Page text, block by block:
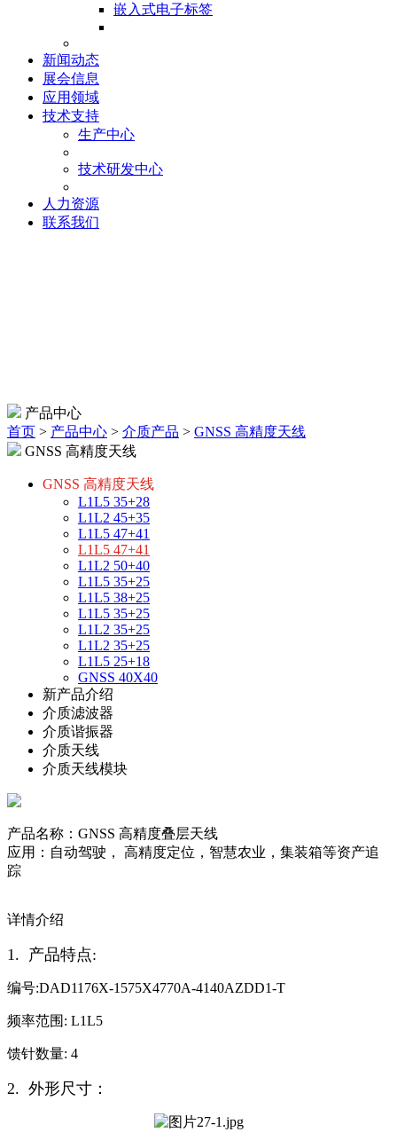
嵌入式电子标签
新闻动态
展会信息
应用领域
技术支持
生产中心
技术研发中心
人力资源
联系我们
产品中心
首页 > 产品中心 > 介质产品 > GNSS 高精度天线
GNSS 高精度天线
GNSS 高精度天线
L1L5 35+28
L1L2 45+35
L1L5 47+41
L1L5 47+41
L1L2 50+40
L1L5 35+25
L1L5 38+25
L1L5 35+25
L1L2 35+25
L1L2 35+25
L1L5 25+18
GNSS 40X40
新产品介绍
介质滤波器
介质谐振器
介质天线
介质天线模块
产品名称：GNSS 高精度叠层天线
应用：自动驾驶， 高精度定位，智慧农业，集装箱等资产追
踪
详情介绍
1. 产品特点:
编号:DAD1176X-1575X4770A-4140AZDD1-T
频率范围: L1L5
馈针数量: 4
2. 外形尺寸：